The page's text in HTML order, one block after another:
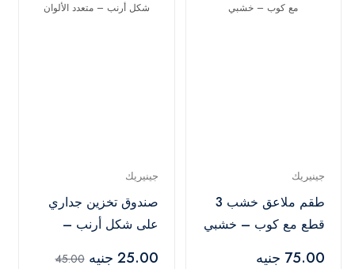
جينيريك
طقم ملاعق خشب 3
قطع مع كوب – خشبي
75.00 جنيه
جينيريك
صندوق تخزين جداري
على شكل أرنب –
25.00 جنيه
45.00